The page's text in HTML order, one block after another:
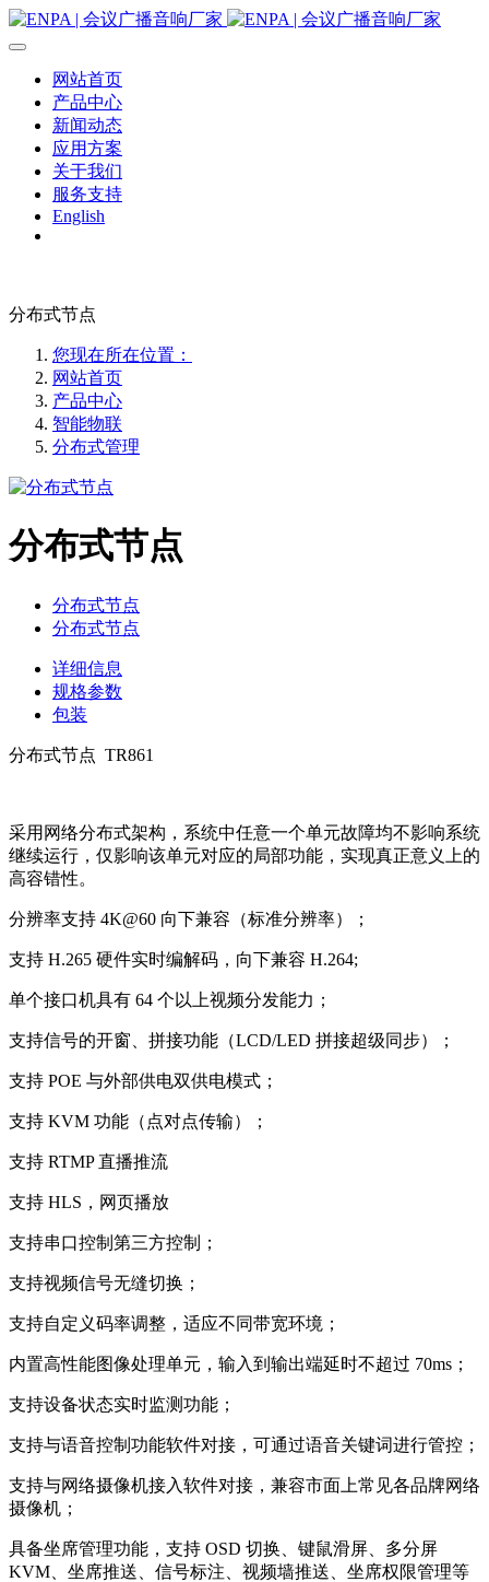
网站首页
产品中心
新闻动态
应用方案
关于我们
服务支持
English
分布式节点
您现在所在位置：
网站首页
产品中心
智能物联
分布式管理
分布式节点
分布式节点
分布式节点
详细信息
规格参数
包装
分布式节点 TR861
采用网络分布式架构，系统中任意一个单元故障均不影响系统
继续运行，仅影响该单元对应的局部功能，实现真正意义上的
高容错性。
分辨率支持 4K@60 向下兼容（标准分辨率）；
支持 H.265 硬件实时编解码，向下兼容 H.264;
单个接口机具有 64 个以上视频分发能力；
支持信号的开窗、拼接功能（LCD/LED 拼接超级同步）；
支持 POE 与外部供电双供电模式；
支持 KVM 功能（点对点传输）；
支持 RTMP 直播推流
支持 HLS，网页播放
支持串口控制第三方控制；
支持视频信号无缝切换；
支持自定义码率调整，适应不同带宽环境；
内置高性能图像处理单元，输入到输出端延时不超过 70ms；
支持设备状态实时监测功能；
支持与语音控制功能软件对接，可通过语音关键词进行管控；
支持与网络摄像机接入软件对接，兼容市面上常见各品牌网络
摄像机；
具备坐席管理功能，支持 OSD 切换、键鼠滑屏、多分屏
KVM、坐席推送、信号标注、视频墙推送、坐席权限管理等